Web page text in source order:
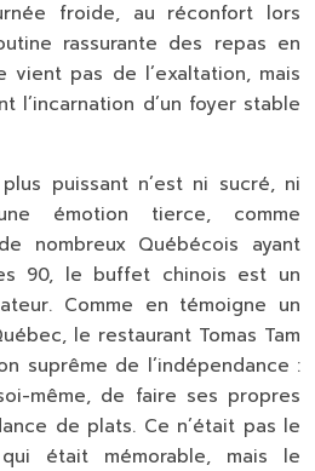
froide, au réconfort lors
rassurante des repas en
vient pas de l’exaltation, mais
l’incarnation d’un foyer stable
puissant n’est ni sucré, ni
émotion tierce, comme
nombreux Québécois ayant
90, le buffet chinois est un
Comme en témoigne un
le restaurant Tomas Tam
suprême de l’indépendance :
même, de faire ses propres
de plats. Ce n’était pas le
était mémorable, mais le